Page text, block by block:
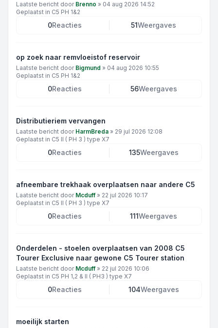
Laatste bericht door Brenno » 04 aug 2026 14:52
Geplaatst in C5 PH 1&2
0Reacties 51Weergaves
op zoek naar remvloeistof reservoir
Laatste bericht door Bigmund » 04 aug 2026 10:55
Geplaatst in C5 PH 1&2
0Reacties 56Weergaves
Distributieriem vervangen
Laatste bericht door HarmBreda » 29 jul 2026 12:08
Geplaatst in C5 II ( PH 3 ) type X7
0Reacties 135Weergaves
afneembare trekhaak overplaatsen naar andere C5
Laatste bericht door Mcduff» 22 jul 2026 10:17
Geplaatst in C5 II ( PH 3 ) type X7
0Reacties 111Weergaves
Onderdelen - stoelen overplaatsen van 2008 C5
Tourer Exclusive naar gewone C5 Tourer station
Laatste bericht door Mcduff» 22 jul 2026 10:06
Geplaatst in C5 PH 1,2 & II ( PH3 ) type X7
0Reacties 104Weergaves
moeilijk starten